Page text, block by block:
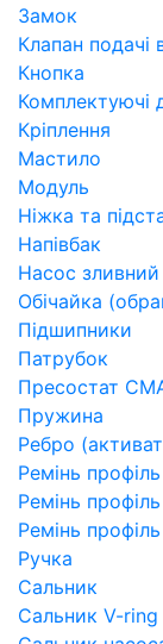
Замок
Клапан подачі
Кнопка
Комплектуючі
Кріплення
Мастило
Модуль
Ніжка та
Напівбак
Насос зливний
Обічайка
Підшипники
Патрубок
Пресостат
Пружина
Ребро
Ремінь
Ремінь
Ремінь
Ручка
Сальник
Сальник V-ring